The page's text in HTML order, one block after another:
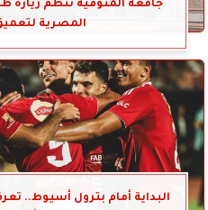
جامعة المنوفية تنظم زيارة
المصرية
البداية أمام بترول أسيوط..